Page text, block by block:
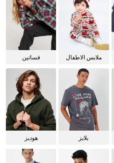
ملابس الاطفال فساتين
بلايز هوديز